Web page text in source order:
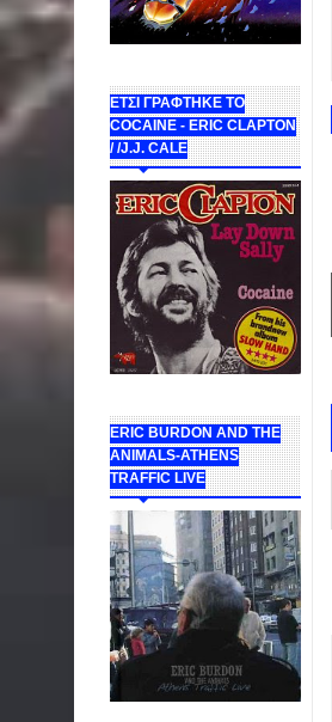
ΕΤΣΙ ΓΡΑΦΤΗΚΕ ΤΟ
COCAINE - ERIC CLAPTON
/ /J.J. CALE
ERIC BURDON AND THE
ANIMALS-ATHENS
TRAFFIC LIVE